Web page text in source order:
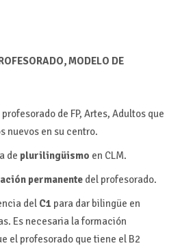
MODELO DE
de FP, Artes, Adultos que
nuevos en su centro.
de plurilingüismo en CLM.
permanentedel profesorado.
del C1para dar bilingüe en
Es necesaria la formación
el profesorado que tiene el B2